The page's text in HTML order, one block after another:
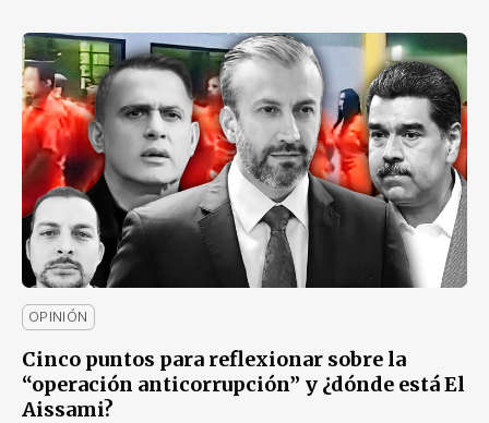
OPINIÓN
Cinco puntos para reflexionar sobre la
“operación anticorrupción” y ¿dónde está El
Aissami?